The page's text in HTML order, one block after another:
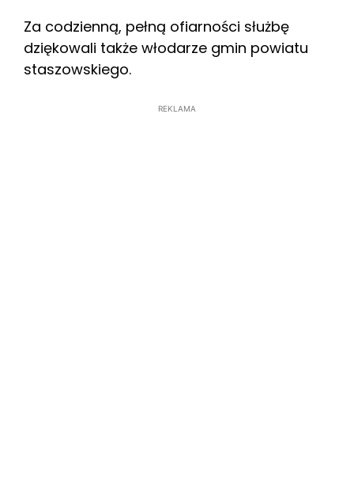
Za codzienną, pełną ofiarności służbę
dziękowali także włodarze gmin powiatu
staszowskiego.
REKLAMA